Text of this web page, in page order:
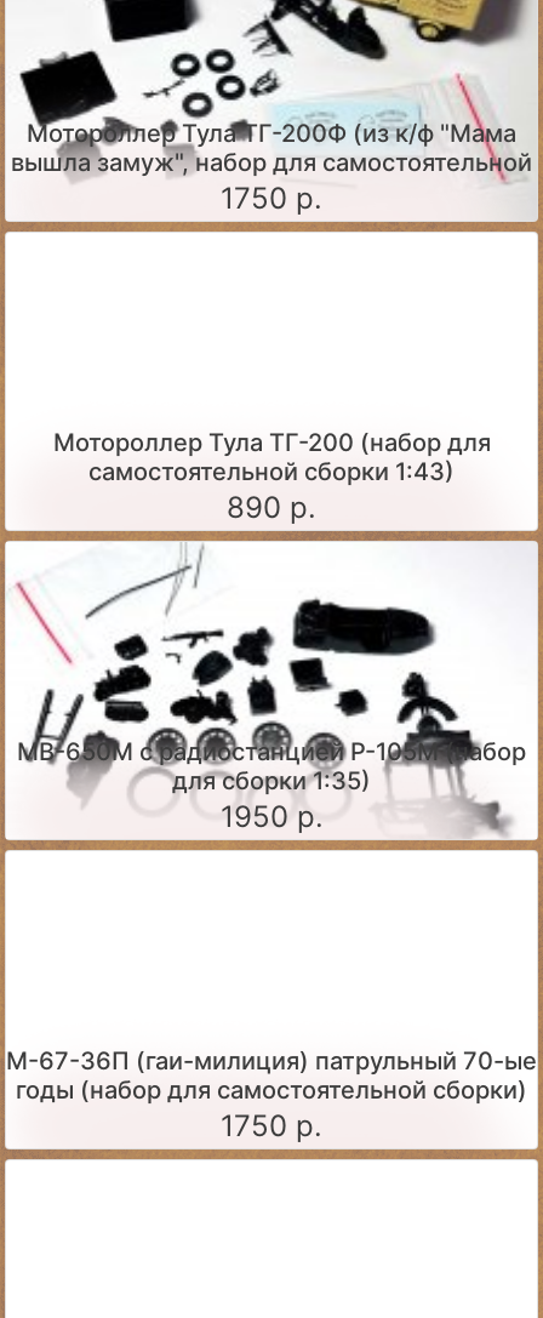
Мотороллер Тула ТГ-200Ф (из к/ф "Мама
вышла замуж", набор для самостоятельной
сборки)
1750 р.
Мотороллер Тула ТГ-200 (набор для
самостоятельной сборки 1:43)
890 р.
МВ-650М с радиостанцией Р-105М (набор
для сборки 1:35)
1950 р.
М-67-36П (гаи-милиция) патрульный 70-ые
годы (набор для самостоятельной сборки)
1750 р.